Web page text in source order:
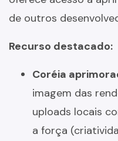
de outros
Recurso destacado:
Coréia
imagem das
uploads locais
a força